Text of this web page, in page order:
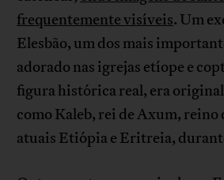
frequentemente visíveis. Um
Elesbão, um dos mais
adorado nas igrejas etíope e
figura histórica real, era
como Kaleb, rei de Axum, reino
atuais Etiópia e Eritreia,